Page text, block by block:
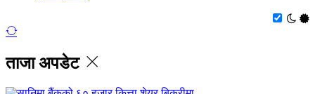
ताजा अपडेट